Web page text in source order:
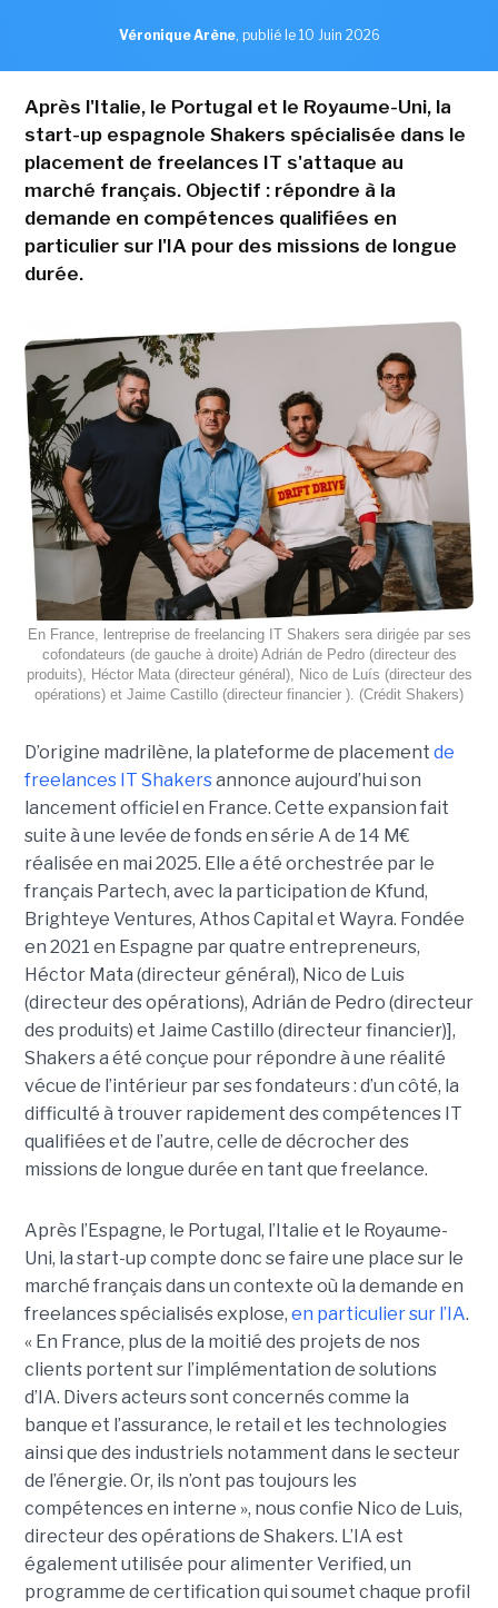
Véronique Arène, publié le 10 Juin 2026
Après l'Italie, le Portugal et le Royaume-Uni, la
start-up espagnole Shakers spécialisée dans le
placement de freelances IT s'attaque au
marché français. Objectif : répondre à la
demande en compétences qualifiées en
particulier sur l'IA pour des missions de longue
durée.
En France, lentreprise de freelancing IT Shakers sera dirigée par ses
cofondateurs (de gauche à droite) Adrián de Pedro (directeur des
produits), Héctor Mata (directeur général), Nico de Luís (directeur des
opérations) et Jaime Castillo (directeur financier ). (Crédit Shakers)
D’origine madrilène, la plateforme de placement de
freelances IT Shakersannonce aujourd’hui son
lancement officiel en France. Cette expansion fait
suite à une levée de fonds en série A de 14 M€
réalisée en mai 2025. Elle a été orchestrée par le
français Partech, avec la participation de Kfund,
Brighteye Ventures, Athos Capital et Wayra. Fondée
en 2021 en Espagne par quatre entrepreneurs,
Héctor Mata (directeur général), Nico de Luis
(directeur des opérations), Adrián de Pedro (directeur
des produits) et Jaime Castillo (directeur financier)],
Shakers a été conçue pour répondre à une réalité
vécue de l’intérieur par ses fondateurs : d’un côté, la
difficulté à trouver rapidement des compétences IT
qualifiées et de l’autre, celle de décrocher des
missions de longue durée en tant que freelance.
Après l’Espagne, le Portugal, l’Italie et le Royaume-
Uni, la start-up compte donc se faire une place sur le
marché français dans un contexte où la demande en
freelances spécialisés explose, en particulier sur l’IA.
« En France, plus de la moitié des projets de nos
clients portent sur l’implémentation de solutions
d’IA. Divers acteurs sont concernés comme la
banque et l’assurance, le retail et les technologies
ainsi que des industriels notamment dans le secteur
de l’énergie. Or, ils n’ont pas toujours les
compétences en interne », nous confie Nico de Luis,
directeur des opérations de Shakers. L’IA est
également utilisée pour alimenter Verified, un
programme de certification qui soumet chaque profil